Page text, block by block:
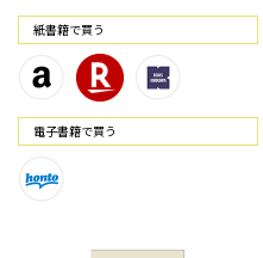
紙書籍で買う
電⼦書籍で買う